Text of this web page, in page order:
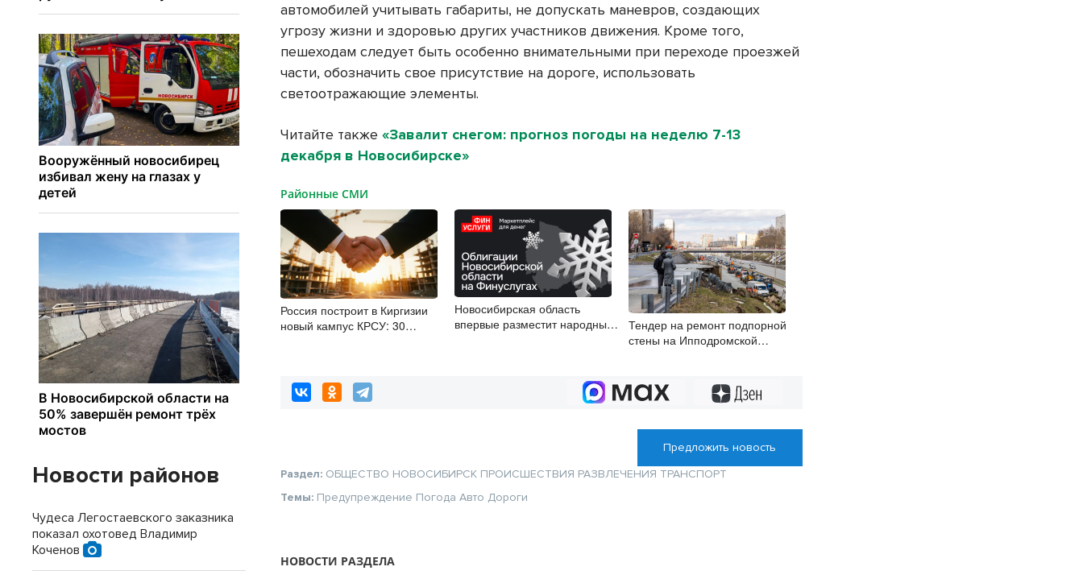
автомобилей учитывать габариты, не допускать маневров, создающих
угрозу жизни и здоровью других участников движения. Кроме того,
пешеходам следует быть особенно внимательными при переходе проезжей
части, обозначить свое присутствие на дороге, использовать
светоотражающие элементы.
Читайте также«Завалит снегом: прогноз погоды на неделю 7-13
декабря в Новосибирске»
Районные СМИ
Россия построит в Киргизии
новый кампус КРСУ: 30
Новосибирская область
впервые разместит народные
Тендер на ремонт подпорной
стены на Ипподромской
Предложить новость
Раздел: ОБЩЕСТВО НОВОСИБИРСК ПРОИСШЕСТВИЯ РАЗВЛЕЧЕНИЯ ТРАНСПОРТ
Темы: Предупреждение Погода Авто Дороги
НОВОСТИ РАЗДЕЛА
Новости районов
Чудеса Легостаевского заказника
показал охотовед Владимир
Коченов